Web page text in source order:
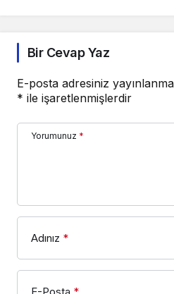
Bir Cevap Yaz
E-posta adresiniz
* ile işaretlenmişlerdir
Yorumunuz *
Adınız *